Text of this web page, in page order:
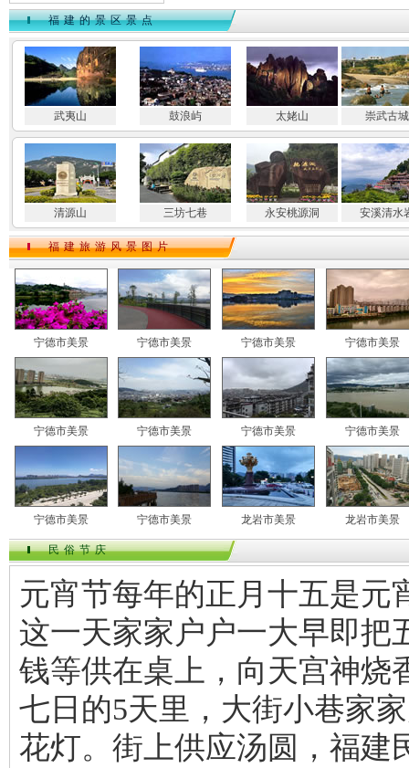
福建的景区景点
武夷山 鼓浪屿 太姥山 崇武古城
清源山 三坊七巷 永安桃源洞 安溪清水
福建旅游风景图片
宁德市美景 宁德市美景 宁德市美景 宁德市美景
宁德市美景 宁德市美景 宁德市美景 宁德市美景
宁德市美景 宁德市美景 龙岩市美景 龙岩市美景
民俗节庆
元宵节每年的正月十五是元
这一天家家户户一大早即把
钱等供在桌上，向天宫神烧
七日的5天里，大街小巷家
花灯。街上供应汤圆，福建